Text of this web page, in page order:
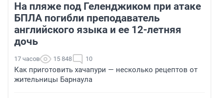
На пляже под Геленджиком при атаке
БПЛА погибли преподаватель
английского языка и ее 12-летняя
дочь
17 часов 15 848 10
Как приготовить хачапури — несколько рецептов от
жительницы Барнаула